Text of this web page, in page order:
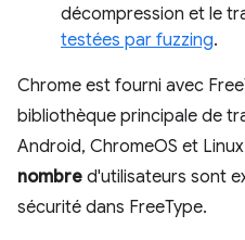
décompression et le
testées par fuzzing.
Chrome est fourni avec
bibliothèque principale de
Android, ChromeOS et
nombre d'utilisateurs sont
sécurité dans FreeType.